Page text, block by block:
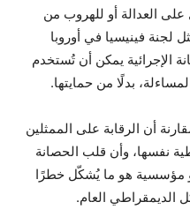
العدالة أو للهروب من
لجنة فينيسيا في أوروبا
الإجرائية يمكن أن تُستخدم
بدلًا من حمايتها.
أن الرقابة على الممثلين
نفسها، وأن قلب الحصانة
مؤسسية هو ما يُشكّل خطرًا
الديمقراطي العام.